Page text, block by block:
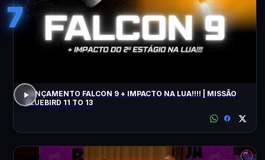
7
LANÇAMENTO FALCON 9 + IMPACTO NA LUA!!!! | MISSÃO
BLUEBIRD 11 TO 13